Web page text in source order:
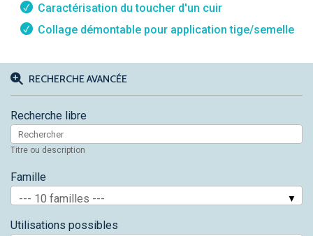
Caractérisation du toucher d'un cuir
Collage démontable pour application tige/semelle
RECHERCHE AVANCÉE
Recherche libre
Titre ou description
Famille
--- 10 familles ---
Utilisations possibles